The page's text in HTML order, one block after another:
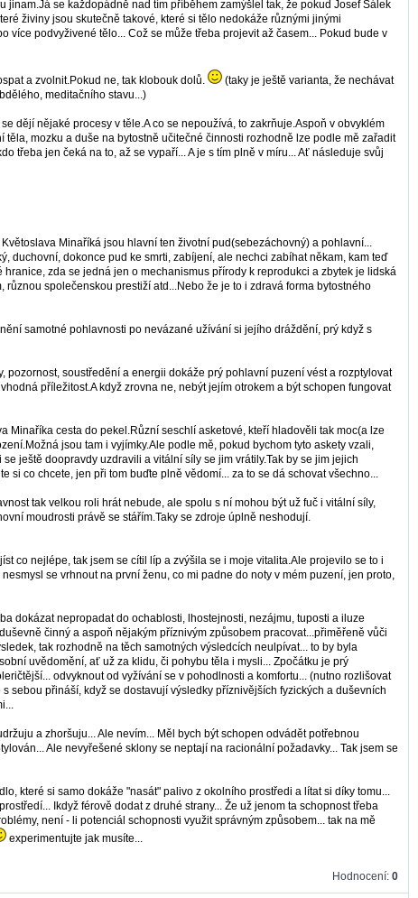
se každopádně nad tím příběhem zamýšlel tak, že pokud Josef Šálek
živiny jsou skutečně takové, které si tělo nedokáže různými jinými
podvyživené tělo... Což se může třeba projevit až časem... Pokud bude v
a zvolnit.Pokud ne, tak klobouk dolů.
(taky je ještě varianta, že nechávat
meditačního stavu...)
dějí nějaké procesy v těle.A co se nepoužívá, to zakrňuje.Aspoň v obvyklém
mozku a duše na bytostně učitečné činnosti rozhodně lze podle mě zařadit
třeba jen čeká na to, až se vypaří... A je s tím plně v míru... Ať následuje svůj
Minaříká jsou hlavní ten životní pud(sebezáchovný) a pohlavní...
duchovní, dokonce pud ke smrti, zabíjení, ale nechci zabíhat někam, kam teď
zda se jedná jen o mechanismus přírody k reprodukci a zbytek je lidská
společenskou prestiží atd...Nebo že je to i zdravá forma bytostného
samotné pohlavnosti po nevázané užívání si jejího dráždění, prý když s
soustředění a energii dokáže prý pohlavní puzení vést a rozptylovat
příležitost.A když zrovna ne, nebýt jejím otrokem a být schopen fungovat
Minaříka cesta do pekel.Různí seschlí asketové, kteří hladověli tak moc(a lze
jsou tam i vyjímky.Ale podle mě, pokud bychom tyto askety vzali,
ještě doopravdy uzdravili a vitální síly se jim vrátily.Tak by se jim jejich
si co chcete, jen při tom buďte plně vědomí... za to se dá schovat všechno...
tak velkou roli hrát nebude, ale spolu s ní mohou být už fuč i vitální síly,
moudrosti právě se stářím.Taky se zdroje úplně neshodují.
co nejlépe, tak jsem se cítil líp a zvýšila se i moje vitalita.Ale projevilo se to i
se vrhnout na první ženu, co mi padne do noty v mém puzení, jen proto,
dokázat nepropadat do ochablosti, lhostejnosti, nezájmu, tuposti a iluze
činný a aspoň nějakým příznivým způsobem pracovat...přiměřeně vůči
tak rozhodně na těch samotných výsledcích neulpívat... to by byla
uvědomění, ať už za klidu, či pohybu těla i mysli... Zpočátku je prý
odvyknout od vyžívání se v pohodlnosti a komfortu... (nutno rozlišovat
sebou přináší, když se dostavují výsledky příznivějších fyzických a duševních
a zhoršuju... Ale nevím... Měl bych být schopen odvádět potřebnou
Ale nevyřešené sklony se neptají na racionální požadavky... Tak jsem se
které si samo dokáže "nasát" palivo z okolního prostředi a lítat si díky tomu...
Ikdyž férově dodat z druhé strany... Že už jenom ta schopnost třeba
není - li potenciál schopnosti využit správným způsobem... tak na mě
experimentujte jak musíte...
Hodnocení: 0